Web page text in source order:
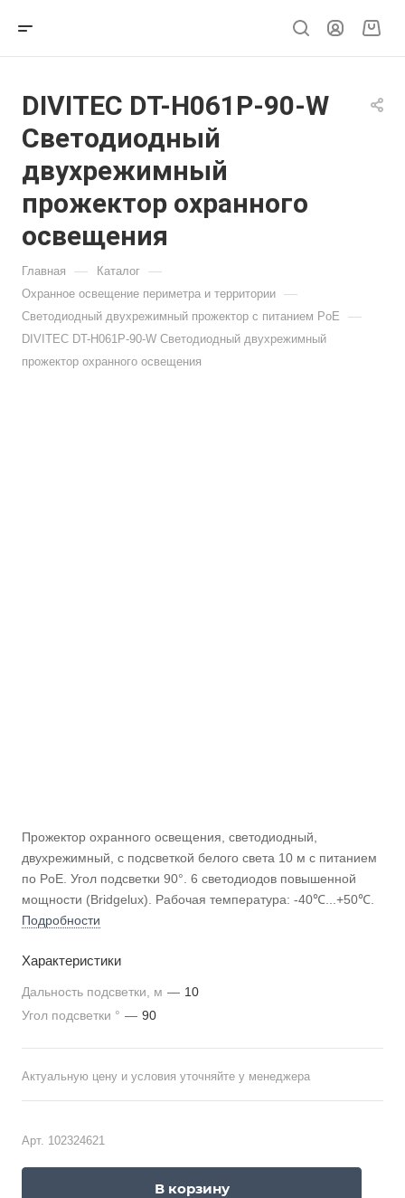
DIVITEC DT-H061P-90-W
Светодиодный
двухрежимный
прожектор охранного
освещения
Главная — Каталог —
Охранное освещение периметра и территории —
Светодиодный двухрежимный прожектор с питанием PoE —
DIVITEC DT-H061P-90-W Светодиодный двухрежимный
прожектор охранного освещения
Прожектор охранного освещения, светодиодный,
двухрежимный, с подсветкой белого света 10 м c питанием
по PoE. Угол подсветки 90°. 6 светодиодов повышенной
мощности (Bridgelux). Рабочая температура: -40℃...+50℃.
Подробности
Характеристики
Дальность подсветки, м — 10
Угол подсветки ° — 90
Актуальную цену и условия уточняйте у менеджера
Арт. 102324621
В корзину